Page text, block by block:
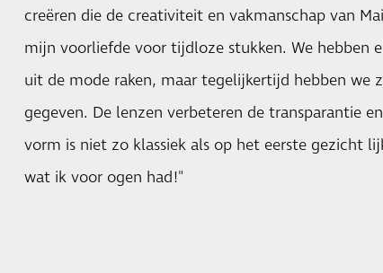
creëren die de creativiteit en vakmanschap van
mijn voorliefde voor tijdloze stukken. We hebben
uit de mode raken, maar tegelijkertijd hebben we
gegeven. De lenzen verbeteren de transparantie
vorm is niet zo klassiek als op het eerste gezicht
wat ik voor ogen had!"